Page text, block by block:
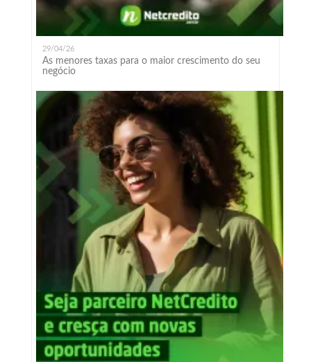
29/04/26
As menores taxas para o maior crescimento do seu
negócio